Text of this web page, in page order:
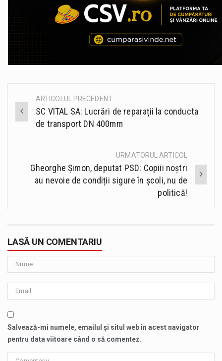
Post
navigation
ARTICOLUL PRECEDENT
SC VITAL SA: Lucrări de reparații la conducta
de transport DN 400mm
URMATORUL ARTICOL
Gheorghe Șimon, deputat PSD: Copiii noștri
au nevoie de condiții sigure în școli, nu de
politică!
LASĂ UN COMENTARIU
Salvează-mi numele, emailul și situl web în acest navigator
pentru data viitoare când o să comentez.